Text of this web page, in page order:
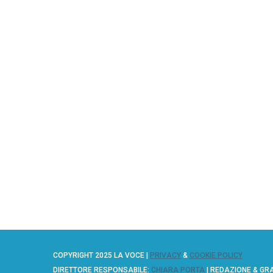
COPYRIGHT 2025 LA VOCE | PRIVACY & COOKIE POLICY
DIRETTORE RESPONSABILE: CHIARA PORTA | REDAZIONE &